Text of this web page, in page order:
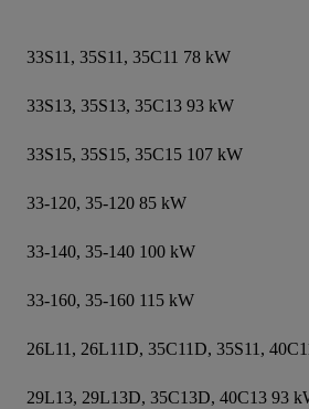
33S11, 35S11, 35C11 78 kW
33S13, 35S13, 35C13 93 kW
33S15, 35S15, 35C15 107 kW
33-120, 35-120 85 kW
33-140, 35-140 100 kW
33-160, 35-160 115 kW
26L11, 26L11D, 35C11D, 35S11,
29L13, 29L13D, 35C13D, 40C13 93